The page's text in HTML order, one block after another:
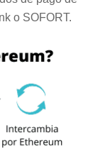
o SOFORT.